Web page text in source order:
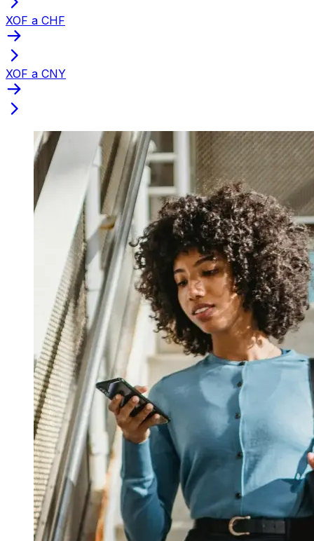
XOF a CHF
XOF a CNY